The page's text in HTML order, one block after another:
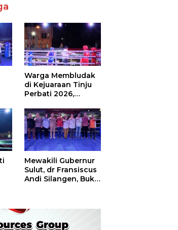
Warga Membludak
di Kejuaraan Tinju
Perbati 2026,
Piala Wali Kota
Mewakili Gubernur
Sulut, dr Fransiscus
Andi Silangen, Buka
Piala Wali Kota
Manado